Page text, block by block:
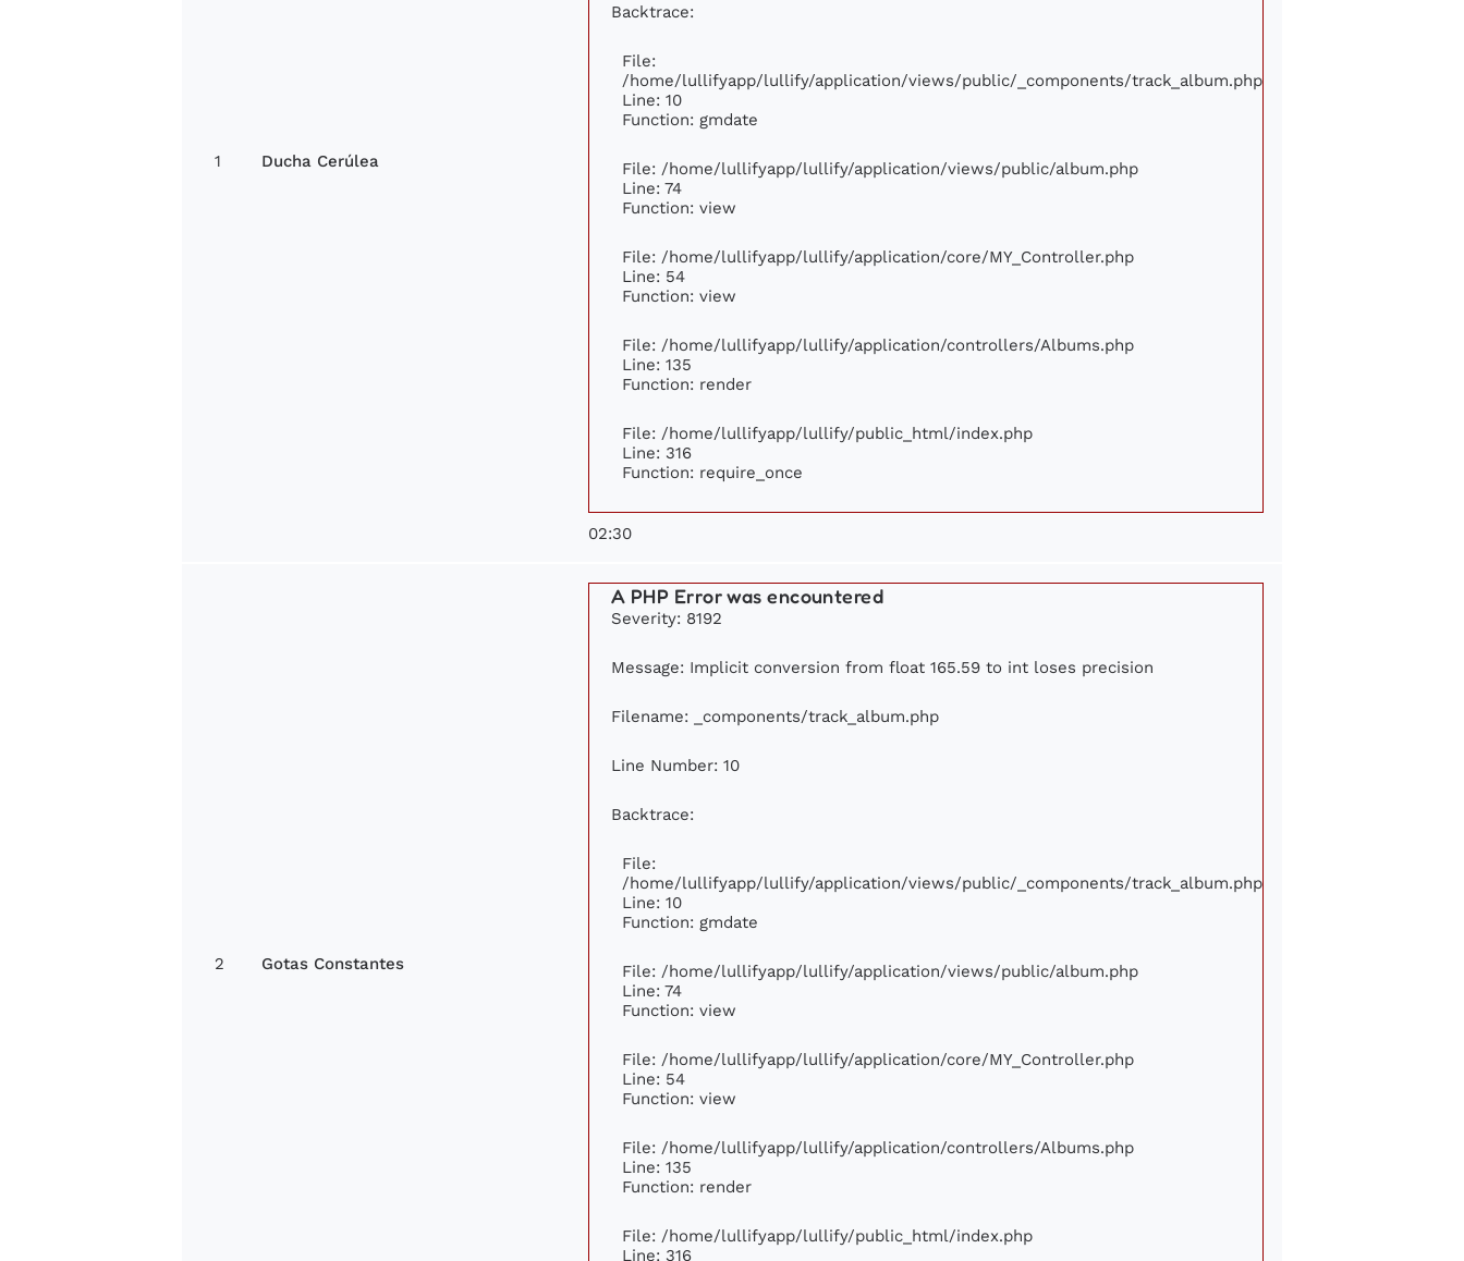
1 Ducha Cerúlea
Backtrace:
File:
/home/lullifyapp/lullify/application/views/public/_components/track_album.php
Line: 10
Function: gmdate
File: /home/lullifyapp/lullify/application/views/public/album.php
Line: 74
Function: view
File: /home/lullifyapp/lullify/application/core/MY_Controller.php
Line: 54
Function: view
File: /home/lullifyapp/lullify/application/controllers/Albums.php
Line: 135
Function: render
File: /home/lullifyapp/lullify/public_html/index.php
Line: 316
Function: require_once
02:30
2 Gotas Constantes
A PHP Error was encountered
Severity: 8192
Message: Implicit conversion from float 165.59 to int loses precision
Filename: _components/track_album.php
Line Number: 10
Backtrace:
File:
/home/lullifyapp/lullify/application/views/public/_components/track_album.php
Line: 10
Function: gmdate
File: /home/lullifyapp/lullify/application/views/public/album.php
Line: 74
Function: view
File: /home/lullifyapp/lullify/application/core/MY_Controller.php
Line: 54
Function: view
File: /home/lullifyapp/lullify/application/controllers/Albums.php
Line: 135
Function: render
File: /home/lullifyapp/lullify/public_html/index.php
Line: 316